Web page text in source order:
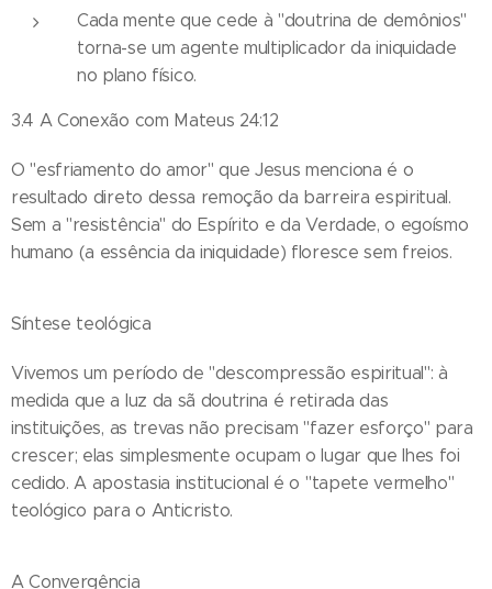
Cada mente que cede à "doutrina de demônios"
torna-se um agente multiplicador da iniquidade
no plano físico.
3.4 A Conexão com Mateus 24:12
O "esfriamento do amor" que Jesus menciona é o
resultado direto dessa remoção da barreira espiritual.
Sem a "resistência" do Espírito e da Verdade, o egoísmo
humano (a essência da iniquidade) floresce sem freios.
Síntese teológica
Vivemos um período de "descompressão espiritual": à
medida que a luz da sã doutrina é retirada das
instituições, as trevas não precisam "fazer esforço" para
crescer; elas simplesmente ocupam o lugar que lhes foi
cedido. A apostasia institucional é o "tapete vermelho"
teológico para o Anticristo.
A Convergência